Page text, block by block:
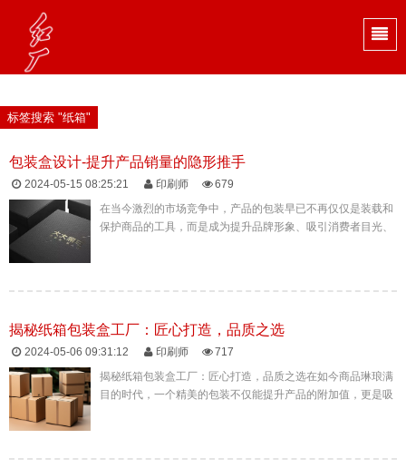
标签搜索 "纸箱"
包装盒设计-提升产品销量的隐形推手
2024-05-15 08:25:21 印刷师
679
在当今激烈的市场竞争中，产品的包装早已不再仅仅是装载和
保护商品的工具，而是成为提升品牌形象、吸引消费者目光、
揭秘纸箱包装盒工厂：匠心打造，品质之选
2024-05-06 09:31:12 印刷师
717
揭秘纸箱包装盒工厂：匠心打造，品质之选在如今商品琳琅满
目的时代，一个精美的包装不仅能提升产品的附加值，更是吸